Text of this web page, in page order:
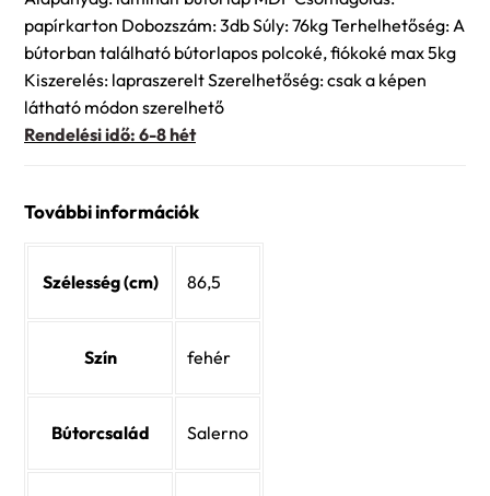
papírkarton Dobozszám: 3db Súly: 76kg Terhelhetőség: A
bútorban található bútorlapos polcoké, fiókoké max 5kg
Kiszerelés: lapraszerelt Szerelhetőség: csak a képen
látható módon szerelhető
Rendelési idő: 6-8 hét
További információk
Szélesség (cm) 86,5
Szín fehér
Bútorcsalád Salerno